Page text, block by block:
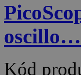
oscillo…
Kód